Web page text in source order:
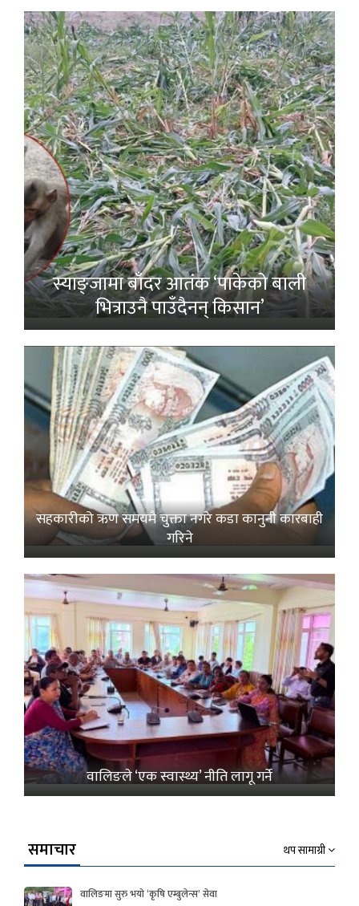
स्याङ्जामा बाँदर आतंक ‘पाकेको बाली
भित्राउनै पाउँदैनन् किसान’
सहकारीको ऋण समयमै चुक्ता नगरे कडा कानुनी कारबाही
गरिने
वालिङले ‘एक स्वास्थ्य’ नीति लागू गर्ने
समाचार थप सामाग्री
वालिङमा सुरु भयो ‘कृषि एम्बुलेन्स’ सेवा